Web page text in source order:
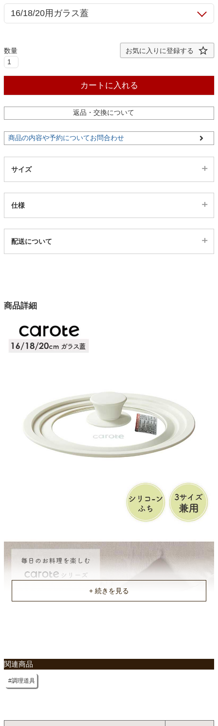
こたつ
ファブリック
カーテン
ラグ
生活用品
インテリア雑貨
タワー
お気に入りに登録する
カートに入れる
返品・交換について
商品の内容や予約についてお問合わせ
サイズ
仕様
21000283
1色
素材
本体：全面物理強化ガラス蓋
ネジ：ステンレス鋼
NM5021
配送について
商品詳細
関連商品
調理道具